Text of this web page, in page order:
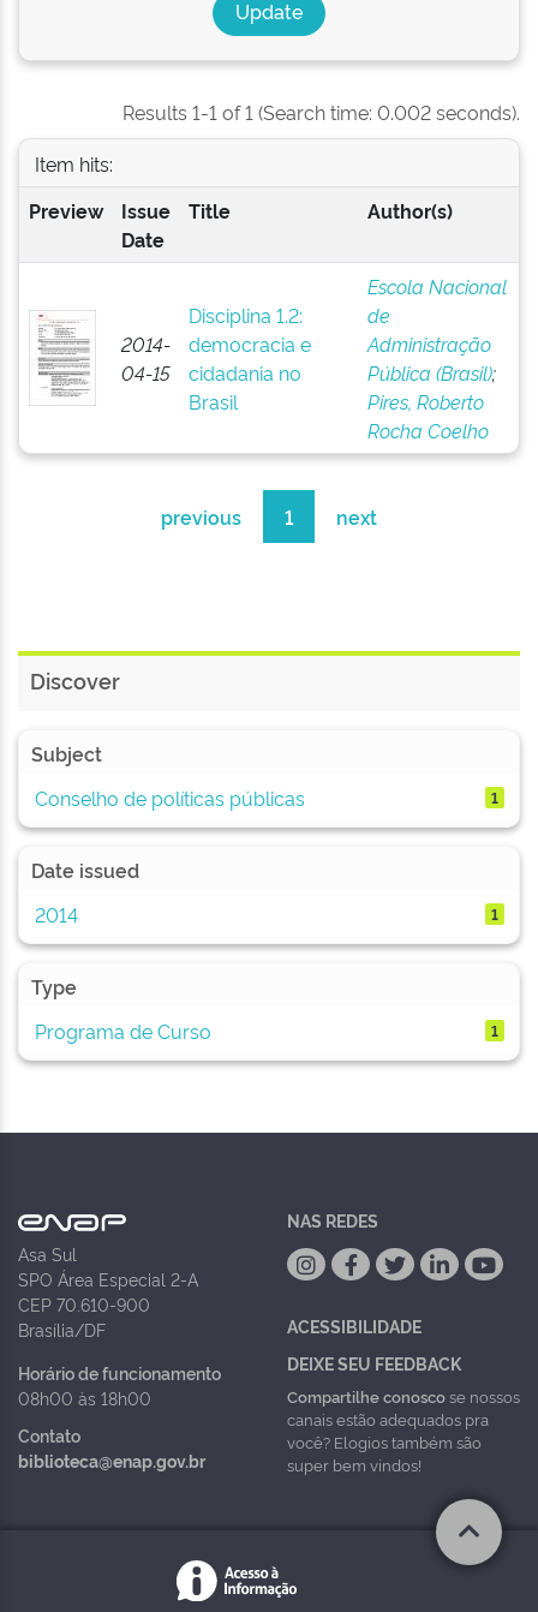
Results 1-1 of 1 (Search time: 0.002 seconds).
Item hits:
Preview
Issue
Date
Title Author(s)
2014-
04-15
Disciplina 1.2:
democracia e
cidadania no
Brasil
Escola Nacional
de
Administração
Pública (Brasil);
Pires, Roberto
Rocha Coelho
previous 1 next
Discover
Subject
Conselho de políticas públicas
1
Date issued
2014
1
Type
Programa de Curso
1
Asa Sul
SPO Área Especial 2-A
CEP 70.610-900
Brasília/DF
Horário de funcionamento
08h00 às 18h00
Contato
biblioteca@enap.gov.br
NAS REDES
ACESSIBILIDADE
DEIXE SEU FEEDBACK
Compartilhe conoscose nossos
canais estão adequados pra
você? Elogios também são
super bem vindos!